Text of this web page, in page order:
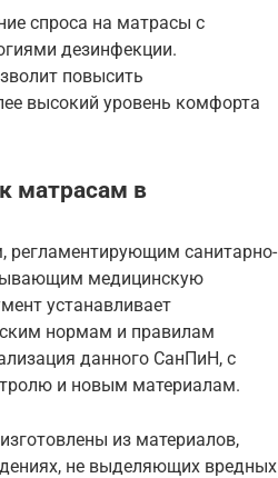
спроса на матрасы с
дезинфекции.
повысить
высокий уровень комфорта
матрасам в
регламентирующим санитарно-
медицинскую
устанавливает
нормам и правилам
данного СанПиН, с
и новым материалам.
из материалов,
не выделяющих вредных